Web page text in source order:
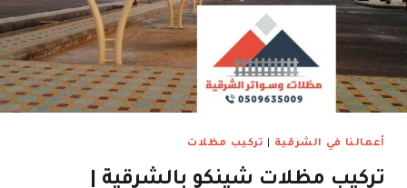
أعمالنا في الشرقية تركيب مظلات
تركيب مظلات شينكو بالشرقية |